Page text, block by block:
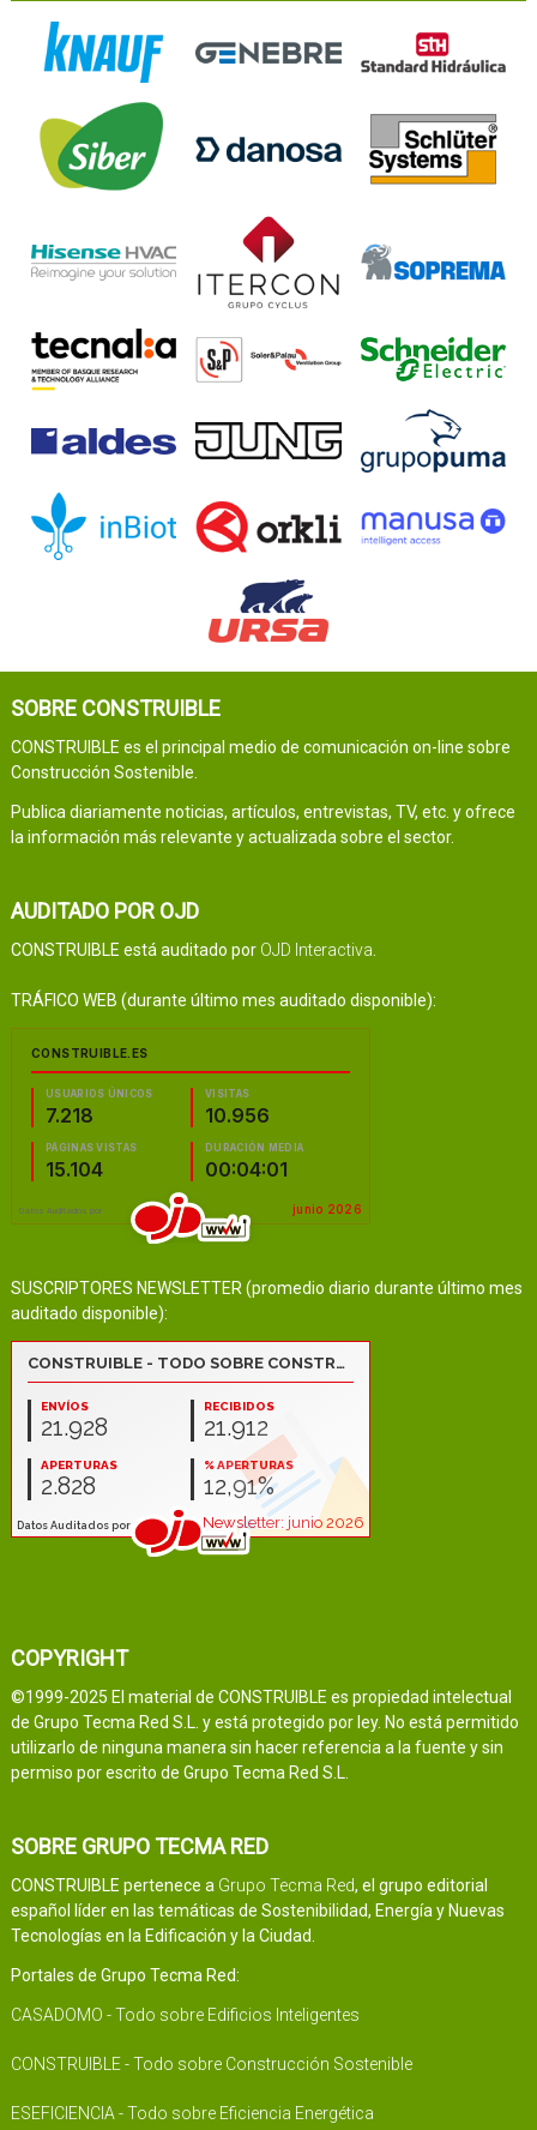
SOBRE CONSTRUIBLE
CONSTRUIBLE es el principal medio de comunicación on-line sobre
Construcción Sostenible.
Publica diariamente noticias, artículos, entrevistas, TV, etc. y ofrece
la información más relevante y actualizada sobre el sector.
AUDITADO POR OJD
CONSTRUIBLE está auditado por OJD Interactiva
TRÁFICO WEB (durante último mes auditado disponible):
SUSCRIPTORES NEWSLETTER (promedio diario durante último mes
auditado disponible):
COPYRIGHT
©1999-2025 El material de CONSTRUIBLE es propiedad intelectual
de Grupo Tecma Red S.L. y está protegido por ley. No está permitido
utilizarlo de ninguna manera sin hacer referencia a la fuente y sin
permiso por escrito de Grupo Tecma Red S.L.
SOBRE GRUPO TECMA RED
CONSTRUIBLE pertenece a Grupo Tecma Red, el grupo editorial
español líder en las temáticas de Sostenibilidad, Energía y Nuevas
Tecnologías en la Edificación y la Ciudad.
Portales de Grupo Tecma Red:
CASADOMO - Todo sobre Edificios Inteligentes
CONSTRUIBLE - Todo sobre Construcción Sostenible
ESEFICIENCIA - Todo sobre Eficiencia Energética